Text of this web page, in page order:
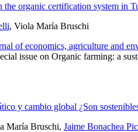
organic certification system in
, Viola María Bruschi
of economics, agriculture and
issue on Organic farming: a
y cambio global ¿Son
María Bruschi, Jaime Bonachea